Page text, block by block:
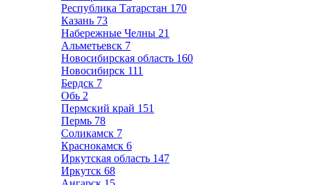
Республика Татарстан 170
Казань 73
Набережные Челны 21
Альметьевск 7
Новосибирская область 160
Новосибирск 111
Бердск 7
Обь 2
Пермский край 151
Пермь 78
Соликамск 7
Краснокамск 6
Иркутская область 147
Иркутск 68